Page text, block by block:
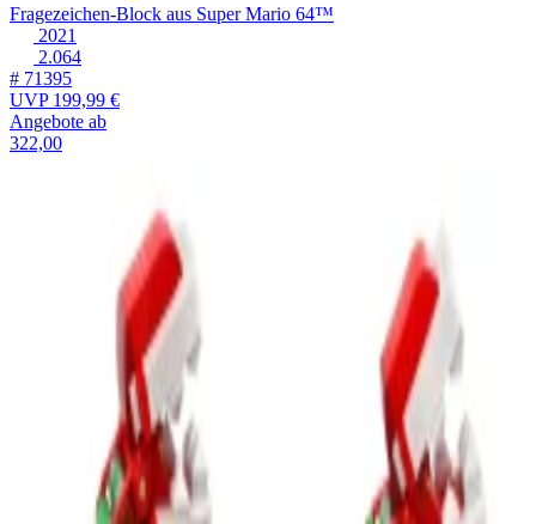
Fragezeichen-Block aus Super Mario 64™
2021
2.064
# 71395
UVP199,99 €
Angebote ab
322,00